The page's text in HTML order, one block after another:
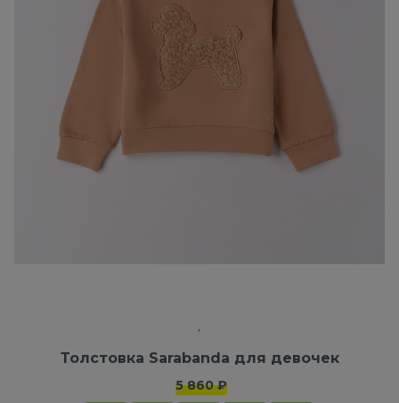
Толстовка Sarabanda для девочек
5 860 ₽